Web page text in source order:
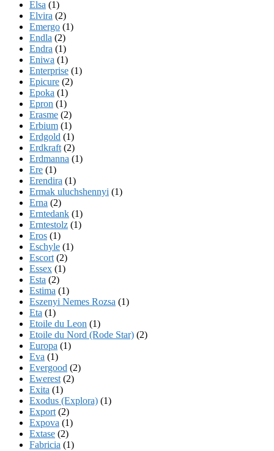
Elsa (1)
Elvira (2)
Emergo (1)
Endla (2)
Endra (1)
Eniwa (1)
Enterprise (1)
Epicure (2)
Epoka (1)
Epron (1)
Erasme (2)
Erbium (1)
Erdgold (1)
Erdkraft (2)
Erdmanna (1)
Ere (1)
Erendira (1)
Ermak uluchshennyi (1)
Erna (2)
Erntedank (1)
Erntestolz (1)
Eros (1)
Eschyle (1)
Escort (2)
Essex (1)
Esta (2)
Estima (1)
Eszenyi Nemes Rozsa (1)
Eta (1)
Etoile du Leon (1)
Etoile du Nord (Rode Star) (2)
Europa (1)
Eva (1)
Evergood (2)
Ewerest (2)
Exita (1)
Exodus (Explora) (1)
Export (2)
Expova (1)
Extase (2)
Fabricia (1)